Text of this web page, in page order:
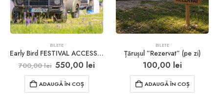
alese
în
pagina
BILETE
Early Bird FESTIVAL ACCESS ”Vin de Miercuri”
700,00lei Prețul
inițial
a
fost:
700,00 lei.
550,00 leiPrețul
550,00 lei.
ADAUGĂ ÎN COȘ
BILETE
Țărușul ”Rezervat” (pe zi)
100,00 lei
ADAUGĂ ÎN COȘ